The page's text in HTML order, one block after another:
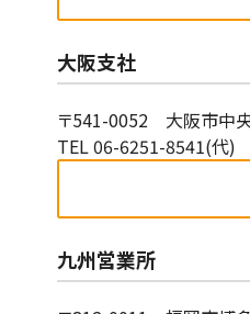
大阪支社
〒541-0052 大阪市中
TEL 06-6251-8541(代)
九州営業所